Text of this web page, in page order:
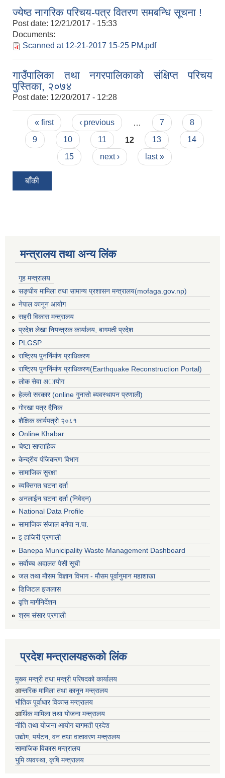
ज्येष्ठ नागरिक परिचय-पत्र वितरण समबन्धि सूचना !
Post date: 12/21/2017 - 15:33
Documents:
Scanned at 12-21-2017 15-25 PM.pdf
गाउँपालिका तथा नगरपालिकाको संक्षिप्त परिचय
पुस्तिका, २०७४
Post date: 12/20/2017 - 12:28
Pages
« first ‹ previous 7
8
9
10 11 12 13
14
15
next › last »
बाँकी
मन्त्रालय तथा अन्य लिंक
गृह मन्त्रालय
सङ्घीय मामिला तथा सामान्य प्रशासन मन्त्रालय(mofaga.gov.np)
नेपाल कानून आयोग
सहरी विकास मन्त्रालय
प्रदेश लेखा नियन्त्रक कार्यालय, बागमती प्रदेश
PLGSP
राष्ट्रिय पुनर्निर्माण प्राधिकरण
राष्ट्रिय पुनर्निर्माण प्राधिकरण(Earthquake Reconstruction Portal)
लोक सेवा अायोग
हेल्लो सरकार (online गुनासो ब्यवस्थापन प्रणाली)
गोरखा पत्र दैनिक
शैक्षिक कार्यपत्रो २०८१
Online Khabar
चेष्टा साप्ताहिक
केन्द्रीय पंजिकरण विभाग
सामाजिक सुरक्षा
व्यक्तिगत घटना दर्ता
अनलाईन घटना दर्ता (निवेदन)
National Data Profile
सामाजिक संजाल बनेपा न.पा.
इ हाजिरी प्रणाली
Banepa Municipality Waste Management Dashboard
सर्वोच्च अदालत पेसी सूची
जल तथा मौसम विज्ञान विभाग - मौसम पूर्वानुमान महाशाखा
डिजिटल इजलास
वृत्ति मार्गनिर्देशन
श्रम संसार प्रणाली
प्रदेश मन्त्रालयहरूको लिंक
मुख्य मन्त्री तथा मन्त्री परिषदको कार्यालय
आन्तरिक मामिला तथा कानून मन्त्रालय
भाैतिक पूर्वाधार विकास मन्त्रालय
आर्थिक मामिला तथा योजना मन्त्रालय
नीति तथा योजना आयोग बागमती प्रदेश
उद्योग, पर्यटन, वन तथा वातावरण मन्त्रालय
सामाजिक विकास मन्त्रालय
भुमि व्यवस्था, कृषि मन्त्रालय